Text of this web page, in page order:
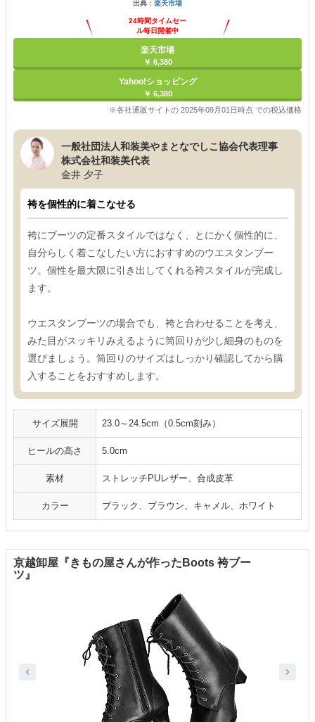
出典： 楽天市場
24時間タイムセー
ル毎日開催中
楽天市場
￥ 6,380
Yahoo!ショッピング
￥ 6,380
※各社通販サイトの 2025年09月01日時点 での税込価格
一般社団法人和装美やまとなでしこ協会代表理事
株式会社和装美代表
金井 夕子
袴を個性的に着こなせる
袴にブーツの定番スタイルではなく、とにかく個性的に、
自分らしく着こなしたい方におすすめのウエスタンブー
ツ。個性を最大限に引き出してくれる袴スタイルが完成し
ます。
ウエスタンブーツの場合でも、袴と合わせることを考え、
みた目がスッキリみえるように筒回りが少し細身のものを
選びましょう。筒回りのサイズはしっかり確認してから購
入することをおすすめします。
サイズ展開 23.0～24.5cm（0.5cm刻み）
ヒールの高さ 5.0cm
素材 ストレッチPUレザー、合成皮革
カラー ブラック、ブラウン、キャメル、ホワイト
京越卸屋『きもの屋さんが作ったBoots 袴ブー
ツ』